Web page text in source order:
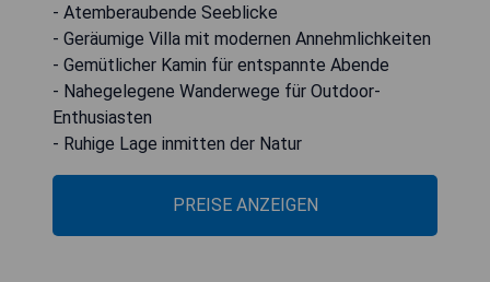
- Atemberaubende Seeblicke
- Geräumige Villa mit modernen Annehmlichkeiten
- Gemütlicher Kamin für entspannte Abende
- Nahegelegene Wanderwege für Outdoor-
Enthusiasten
- Ruhige Lage inmitten der Natur
PREISE ANZEIGEN